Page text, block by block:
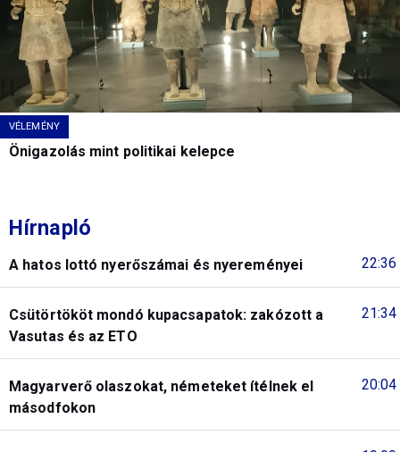
VÉLEMÉNY
Önigazolás mint politikai kelepce
Hírnapló
22:36
A hatos lottó nyerőszámai és nyereményei
21:34
Csütörtököt mondó kupacsapatok: zakózott a
Vasutas és az ETO
20:04
Magyarverő olaszokat, németeket ítélnek el
másodfokon